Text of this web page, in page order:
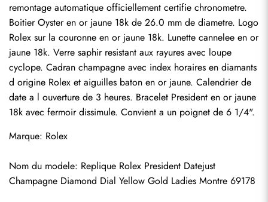
remontage automatique officiellement certifie chronometre.
Boitier Oyster en or jaune 18k de 26.0 mm de diametre. Logo
Rolex sur la couronne en or jaune 18k. Lunette cannelee en or
jaune 18k. Verre saphir resistant aux rayures avec loupe
cyclope. Cadran champagne avec index horaires en diamants
d origine Rolex et aiguilles baton en or jaune. Calendrier de
date a l ouverture de 3 heures. Bracelet President en or jaune
18k avec fermoir dissimule. Convient a un poignet de 6 1/4".
Marque: Rolex
Nom du modele: Replique Rolex President Datejust
Champagne Diamond Dial Yellow Gold Ladies Montre 69178